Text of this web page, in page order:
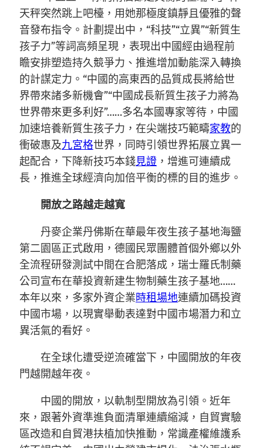
天秤突然跳上吧檯，用她那極度鎮靜且優雅的聲
音發布指令。計劃提出中，“科技”“立異”“新質生
孩子力”等詞高頻呈現，表現出中國經由過程前
瞻安排塑造持久競爭力、推進增加動能深入轉換
的計謀定力。“中國的高東西的品質成長將給世
界帶來諸多新機會”“中國成長新質生孩子力將為
世界帶來更多利好”……多名本國專家等待，中國
加速培養新質生孩子力，在尖端技巧範疇家教的
衝破惠及九宮格世界，同時引領世界拓展立異一
起配合，下降新技巧本錢見證 ，增進可連續成
長，推進全球經濟向加倍平衡的標的目的進步。
開放之路越走越寬
丹麥企業丹佛斯在華最年夜生孩子基地海鹽
第二園區正式啟用，德國民眾團體首個外鄉以外
全流程研發測試中間在合肥落成，瑞士羅氏制藥
公司宣布在華投資新建生物制藥生孩子基地……
本年以來，多家外資企業時租場地連續加碼投資
中國市場，以現實舉動表達對中國市場潛力和立
異活氣的看好。
在全球化遭受逆流確當下，中國開放的年夜
門越開越年夜。
中國的開放，以軌制型開放為引領。近年
來，跟著外資準進負面清單連續縮減，自貿實驗
區改造和自貿港扶植加快推動，常識產權維護系